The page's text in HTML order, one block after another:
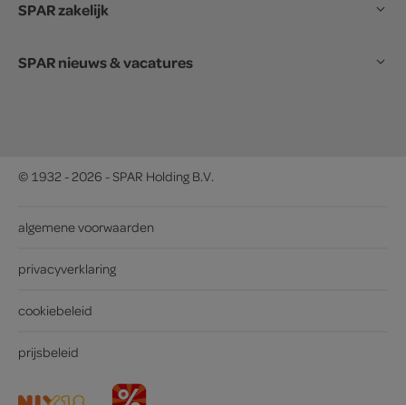
SPAR zakelijk
SPAR nieuws & vacatures
© 1932 - 2026 - SPAR Holding B.V.
algemene voorwaarden
privacyverklaring
cookiebeleid
prijsbeleid